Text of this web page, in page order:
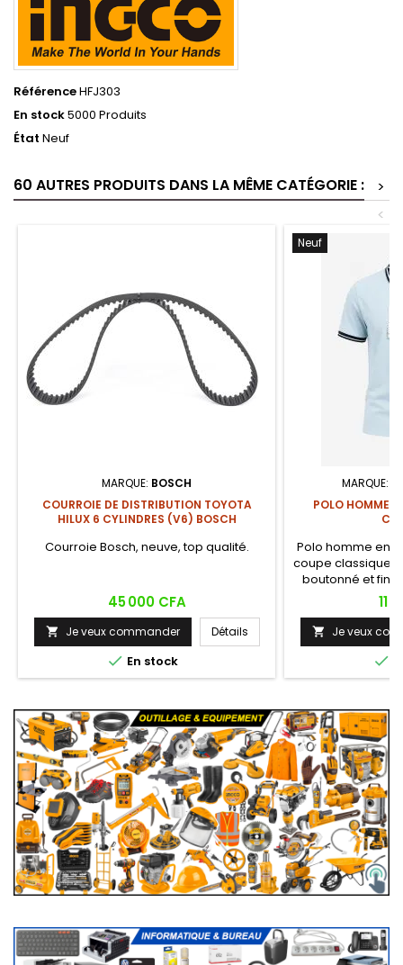
RéférenceHFJ303
En stock5000 Produits
État Neuf
60 AUTRES PRODUITS DANS LA MÊME CATÉGORIE :
>
<
MARQUE: BOSCH
COURROIE DE DISTRIBUTION TOYOTA
HILUX 6 CYLINDRES (V6) BOSCH
Courroie Bosch, neuve, top qualité.
Prix
45 000 CFA
 Je veux commander Détails
 En stock
Neuf
MARQUE:
POLO HOMME
Polo homme en
coupe classique
boutonné et
plusieurs
bandes
casual ou
Prix
11
 Je veux
